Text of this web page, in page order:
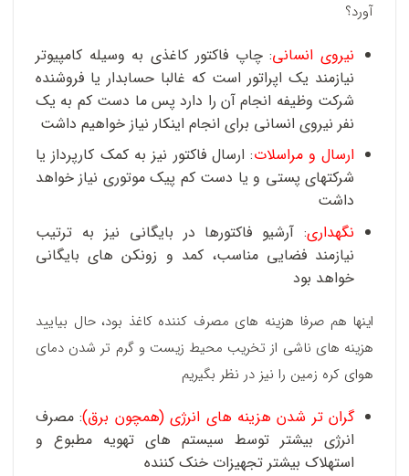
آورد؟
نیروی انسانی: چاپ فاکتور کاغذی به وسیله کامپیوتر
نیازمند یک اپراتور است که غالبا حسابدار یا فروشنده
شرکت وظیفه انجام آن را دارد پس ما دست کم به یک
نفر نیروی انسانی برای انجام اینکار نیاز خواهیم داشت
ارسال و مراسلات: ارسال فاکتور نیز به کمک کارپرداز یا
شرکتهای پستی و یا دست کم پیک موتوری نیاز خواهد
داشت
نگهداری: آرشیو فاکتورها در بایگانی نیز به ترتیب
نیازمند فضایی مناسب، کمد و زونکن های بایگانی
خواهد بود
اینها هم صرفا هزینه های مصرف کننده کاغذ بود، حال بیایید
هزینه های ناشی از تخریب محیط زیست و گرم تر شدن دمای
هوای کره زمین را نیز در نظر بگیریم
گران تر شدن هزینه های انرژی (همچون برق): مصرف
انرژی بیشتر توسط سیستم های تهویه مطبوع و
استهلاک بیشتر تجهیزات خنک کننده